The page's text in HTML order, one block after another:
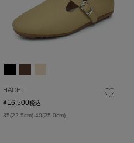
HACHI
¥16,500税込
35(22.5cm)-40(25.0cm)